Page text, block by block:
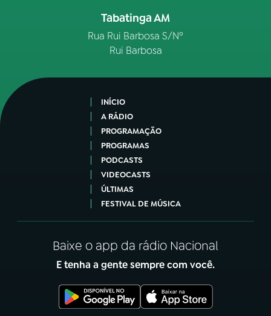
Tabatinga AM
Rua Rui Barbosa S/Nº
Rui Barbosa
INÍCIO
A RÁDIO
PROGRAMAÇÃO
PROGRAMAS
PODCASTS
VIDEOCASTS
ÚLTIMAS
FESTIVAL DE MÚSICA
Baixe o app da rádio Nacional
E tenha a gente sempre com você.